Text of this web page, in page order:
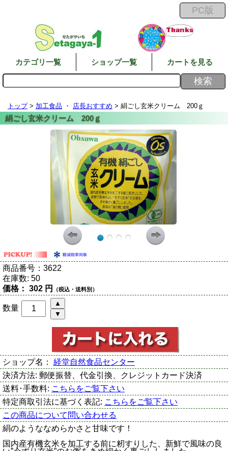
カテゴリ一覧 ショップ一覧 カートを見る
トップ> 加工食品 ・ 店長おすすめ > 絹ごし玄米クリーム 200ｇ
商品番号： 3622
在庫数: 50
価格： 302 円 （税込・送料別）
数量
ショップ名： 経堂自然食品センター
決済方法: 郵便振替、代金引換、クレジットカード決済
送料･手数料: こちらをご覧下さい
特定商取引法に基づく表記: こちらをご覧下さい
この商品について問い合わせる
絹のようななめらかさと甘味です！
国内産有機玄米を加工する前に籾すりした、新鮮で風味の良